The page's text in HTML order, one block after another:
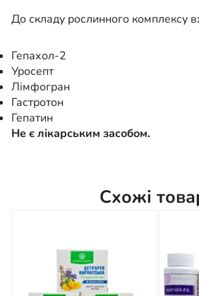
До складу рослинного комплексу
Гепахол-2
Уросепт
Лімфогран
Гастротон
Гепатин
Не є лікарським засобом.
Схожі